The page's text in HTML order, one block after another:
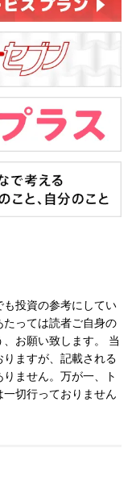
投資の参考にしてい
っては読者ご自身の
お願い致します。 当
ますが、記載される
ません。万が一、ト
切行っておりません